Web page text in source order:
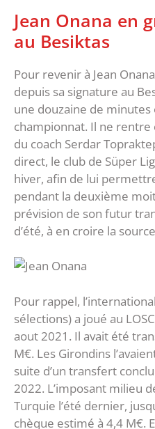
Jean Onana en
au Besiktas
Pour revenir à Jean
depuis sa signature au
une douzaine de
championnat. Il ne rentre
du coach Serdar
direct, le club de Süper
hiver, afin de lui
pendant la deuxième
prévision de son futur
d’été, à en croire la
Pour rappel,
sélections) a joué au
aout 2021. Il avait été
M€. Les Girondins
suite d’un transfert
2022. L’imposant milieu
Turquie l’été dernier,
chèque estimé à 4,4 M€.